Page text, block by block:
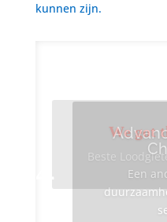
kunnen zijn.
Een
We got
Beste